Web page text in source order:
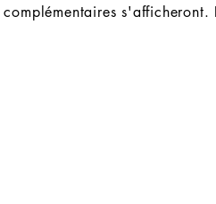
complémentaires s'afficheront.